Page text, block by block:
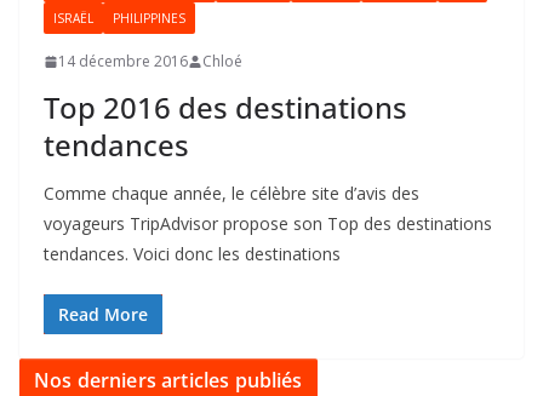
ISRAËL
PHILIPPINES
14 décembre 2016 Chloé
Top 2016 des destinations
tendances
Comme chaque année, le célèbre site d’avis des
voyageurs TripAdvisor propose son Top des destinations
tendances. Voici donc les destinations
Read More
Nos derniers articles publiés